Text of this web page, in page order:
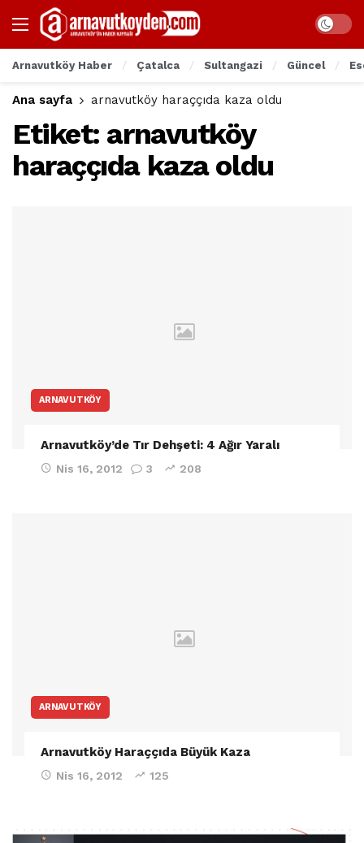
Arnavutköy Haber Çatalca Sultangazi Güncel
Ana sayfa arnavutköy haraççıda kaza oldu
Etiket: arnavutköy
haraççıda kaza oldu
ARNAVUTKÖY
Arnavutköy’de Tır Dehşeti: 4 Ağır Yaralı
Nis 16, 2012 3 208
ARNAVUTKÖY
Arnavutköy Haraççıda Büyük Kaza
Nis 16, 2012 125